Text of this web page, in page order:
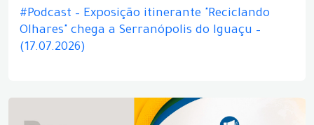
#Podcast – Exposição itinerante "Reciclando
Olhares" chega a Serranópolis do Iguaçu –
(17.07.2026)